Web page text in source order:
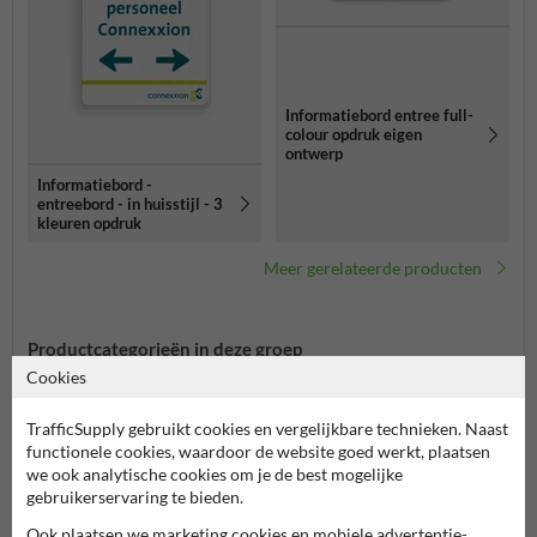
Informatiebord -
entreebord - in huisstijl - 3
kleuren opdruk
Informatiebord entree full-
colour opdruk eigen
ontwerp
Meer gerelateerde producten
Productcategorieën in deze groep
Cookies
TrafficSupply gebruikt cookies en vergelijkbare technieken. Naast
functionele cookies, waardoor de website goed werkt, plaatsen
we ook analytische cookies om je de best mogelijke
gebruikerservaring te bieden.